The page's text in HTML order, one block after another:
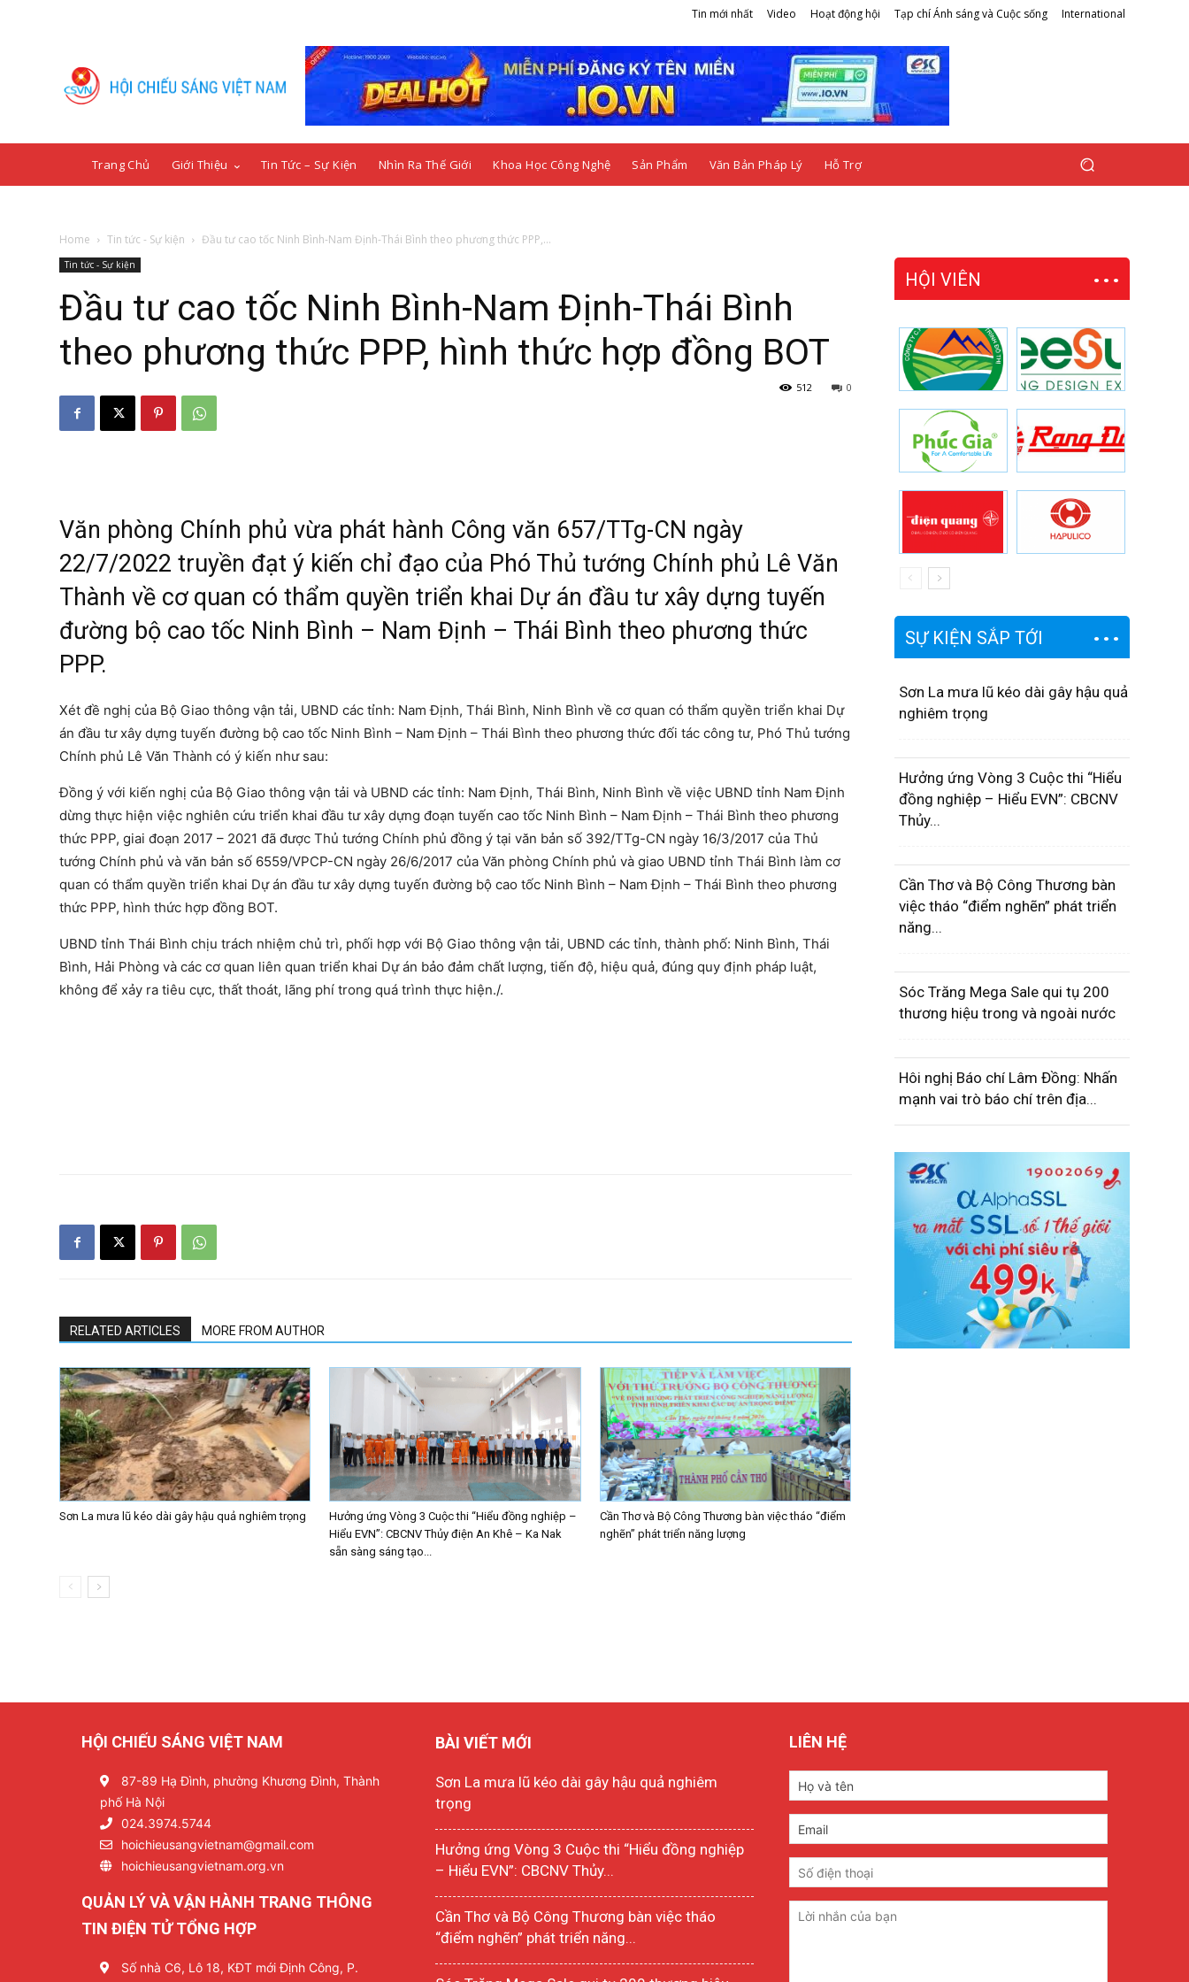
Tin mới nhất Video Hoạt động hội Tạp chí Ánh sáng và Cuộc sống International
Trang Chủ Giới Thiệu Tin Tức – Sự Kiện Nhìn Ra Thế Giới Khoa Học Công Nghệ Sản Phẩm Văn Bản Pháp Lý Hỗ Trợ
Home Tin tức - Sự kiện Đầu tư cao tốc Ninh Bình-Nam Định-Thái Bình theo phương thức PPP,...
Tin tức - Sự kiện
Đầu tư cao tốc Ninh Bình-Nam Định-Thái Bình
theo phương thức PPP, hình thức hợp đồng BOT
0
512
Văn phòng Chính phủ vừa phát hành Công văn 657/TTg-CN ngày
22/7/2022 truyền đạt ý kiến chỉ đạo của Phó Thủ tướng Chính phủ Lê Văn
Thành về cơ quan có thẩm quyền triển khai Dự án đầu tư xây dựng tuyến
đường bộ cao tốc Ninh Bình – Nam Định – Thái Bình theo phương thức
PPP.
Xét đề nghị của Bộ Giao thông vận tải, UBND các tỉnh: Nam Định, Thái Bình, Ninh Bình về cơ quan có thẩm quyền triển khai Dự
án đầu tư xây dựng tuyến đường bộ cao tốc Ninh Bình – Nam Định – Thái Bình theo phương thức đối tác công tư, Phó Thủ tướng
Chính phủ Lê Văn Thành có ý kiến như sau:
Đồng ý với kiến nghị của Bộ Giao thông vận tải và UBND các tỉnh: Nam Định, Thái Bình, Ninh Bình về việc UBND tỉnh Nam Định
dừng thực hiện việc nghiên cứu triển khai đầu tư xây dựng đoạn tuyến cao tốc Ninh Bình – Nam Định – Thái Bình theo phương
thức PPP, giai đoạn 2017 – 2021 đã được Thủ tướng Chính phủ đồng ý tại văn bản số 392/TTg-CN ngày 16/3/2017 của Thủ
tướng Chính phủ và văn bản số 6559/VPCP-CN ngày 26/6/2017 của Văn phòng Chính phủ và giao UBND tỉnh Thái Bình làm cơ
quan có thẩm quyền triển khai Dự án đầu tư xây dựng tuyến đường bộ cao tốc Ninh Bình – Nam Định – Thái Bình theo phương
thức PPP, hình thức hợp đồng BOT.
UBND tỉnh Thái Bình chịu trách nhiệm chủ trì, phối hợp với Bộ Giao thông vận tải, UBND các tỉnh, thành phố: Ninh Bình, Thái
Bình, Hải Phòng và các cơ quan liên quan triển khai Dự án bảo đảm chất lượng, tiến độ, hiệu quả, đúng quy định pháp luật,
không để xảy ra tiêu cực, thất thoát, lãng phí trong quá trình thực hiện./.
RELATED ARTICLES MORE FROM AUTHOR
Sơn La mưa lũ kéo dài gây hậu quả nghiêm trọng
Hưởng ứng Vòng 3 Cuộc thi “Hiểu đồng nghiệp –
Hiểu EVN”: CBCNV Thủy điện An Khê – Ka Nak
sẵn sàng sáng tạo...
Cần Thơ và Bộ Công Thương bàn việc tháo “điểm
nghẽn” phát triển năng lượng
HỘI VIÊN
SỰ KIỆN SẮP TỚI
Sơn La mưa lũ kéo dài gây hậu quả
nghiêm trọng
Hưởng ứng Vòng 3 Cuộc thi “Hiểu
đồng nghiệp – Hiểu EVN”: CBCNV
Thủy...
Cần Thơ và Bộ Công Thương bàn
việc tháo “điểm nghẽn” phát triển
năng...
Sóc Trăng Mega Sale qui tụ 200
thương hiệu trong và ngoài nước
Hôi nghị Báo chí Lâm Đồng: Nhấn
mạnh vai trò báo chí trên địa...
HỘI CHIẾU SÁNG VIỆT NAM
87-89 Hạ Đình, phường Khương Đình, Thành
phố Hà Nội
024.3974.5744
hoichieusangvietnam@gmail.com
hoichieusangvietnam.org.vn
QUẢN LÝ VÀ VẬN HÀNH TRANG THÔNG
TIN ĐIỆN TỬ TỔNG HỢP
Số nhà C6, Lô 18, KĐT mới Định Công, P.
BÀI VIẾT MỚI
Sơn La mưa lũ kéo dài gây hậu quả nghiêm
trọng
Hưởng ứng Vòng 3 Cuộc thi “Hiểu đồng nghiệp
– Hiểu EVN”: CBCNV Thủy...
Cần Thơ và Bộ Công Thương bàn việc tháo
“điểm nghẽn” phát triển năng...
LIÊN HỆ